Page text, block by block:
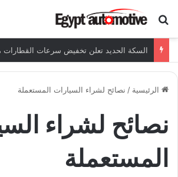
ابحث عن
الرئيسية / نصائح لشراء السيارات المستعملة
نصائح لشراء
المستعملة